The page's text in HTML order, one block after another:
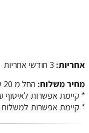
אחריות: 3 חודשי אחריות
מחיר משלוח: החל מ 20 ש"ח.
​​​​​​​* קיימת אפשרות לאיסוף
* קיימת אפשרות למשלוח